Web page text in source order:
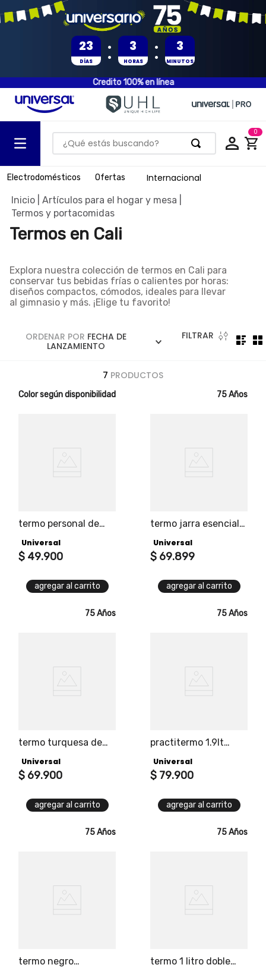
23
DÍAS : 3
HORAS : 3
MINUTOS
Credito 100% en línea
¿Qué estás buscando? 0
Electrodomésticos Ofertas Internacional
Artículos para el hogar y mesa
Termos y portacomidas
Termos en Cali
Explora nuestra colección de termos en Cali para
conservar tus bebidas frías o calientes por horas:
diseños compactos, cómodos, ideales para llevar
al gimnasio y más. ¡Elige tu favorito!
ORDENAR POR FECHA DE
LANZAMIENTO
FILTRAR
7 PRODUCTOS
Color según disponibilidad
termo personal de
Universal
$ 49.900
agregar al carrito
75 Años
termo jarra esencial
Universal
$ 69.899
agregar al carrito
75 Años
termo turquesa de
inoxidable universal
Universal
$ 69.900
agregar al carrito
75 Años
practitermo 1.9lt
Universal
$ 79.900
agregar al carrito
75 Años
termo negro
75 Años
termo 1 litro doble
TÉRMINOS MÁS BUSCADOS
batería
.
.
licuadora
.
ollas
freidora
caldero